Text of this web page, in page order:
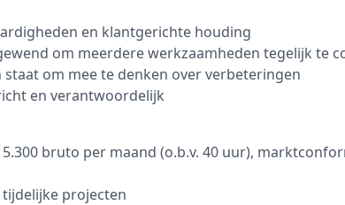
en klantgerichte houding
om meerdere werkzaamheden tegelijk te
om mee te denken over verbeteringen
en verantwoordelijk
5.300 bruto per maand (o.b.v. 40 uur),
projecten